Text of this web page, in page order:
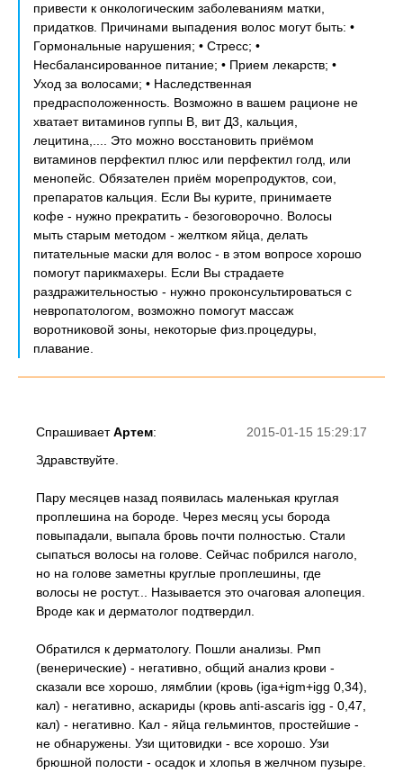
привести к онкологическим заболеваниям матки,
придатков. Причинами выпадения волос могут быть: •
Гормональные нарушения; • Стресс; •
Несбалансированное питание; • Прием лекарств; •
Уход за волосами; • Наследственная
предрасположенность. Возможно в вашем рационе не
хватает витаминов гуппы В, вит Д3, кальция,
лецитина,.... Это можно восстановить приёмом
витаминов перфектил плюс или перфектил голд, или
менопейс. Обязателен приём морепродуктов, сои,
препаратов кальция. Если Вы курите, принимаете
кофе - нужно прекратить - безоговорочно. Волосы
мыть старым методом - желтком яйца, делать
питательные маски для волос - в этом вопросе хорошо
помогут парикмахеры. Если Вы страдаете
раздражительностью - нужно проконсультироваться с
невропатологом, возможно помогут массаж
воротниковой зоны, некоторые физ.процедуры,
плавание.
2015-01-15 15:29:17
СпрашиваетАртем:
Здравствуйте.
Пару месяцев назад появилась маленькая круглая
проплешина на бороде. Через месяц усы борода
повыпадали, выпала бровь почти полностью. Стали
сыпаться волосы на голове. Сейчас побрился наголо,
но на голове заметны круглые проплешины, где
волосы не ростут... Называется это очаговая алопеция.
Вроде как и дерматолог подтвердил.
Обратился к дерматологу. Пошли анализы. Рмп
(венерические) - негативно, общий анализ крови -
сказали все хорошо, лямблии (кровь (iga+igm+igg 0,34),
кал) - негативно, аскариды (кровь anti-ascaris igg - 0,47,
кал) - негативно. Кал - яйца гельминтов, простейшие -
не обнаружены. Узи щитовидки - все хорошо. Узи
брюшной полости - осадок и хлопья в желчном пузыре.